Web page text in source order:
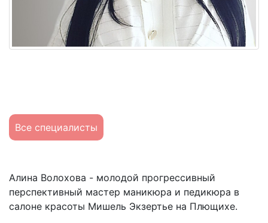
Все специалисты
Алина Волохова - молодой прогрессивный
перспективный мастер маникюра и педикюра в
салоне красоты Мишель Экзертье на Плющихе.